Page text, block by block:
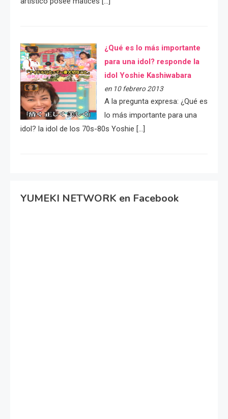
¿Qué es lo más importante
para una idol? responde la
idol Yoshie Kashiwabara
en 10 febrero 2013
A la pregunta expresa: ¿Qué es
lo más importante para una
idol? la idol de los 70s-80s Yoshie […]
YUMEKI NETWORK en Facebook